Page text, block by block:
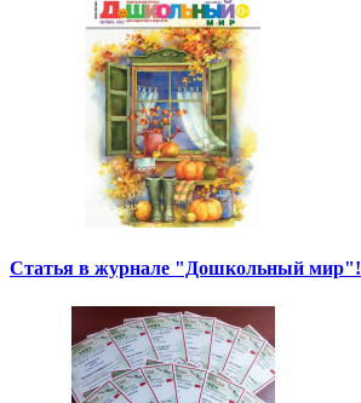
Статья в журнале "Дошкольный мир"!